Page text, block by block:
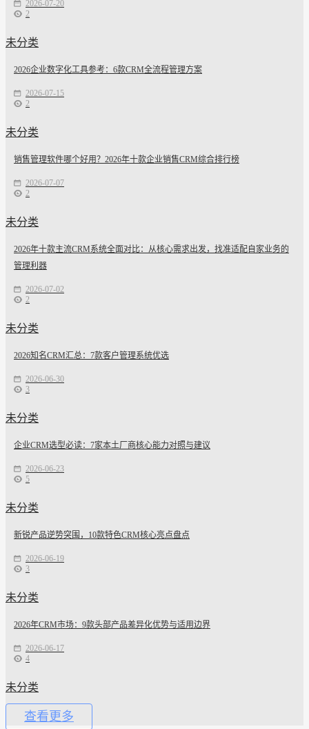
2026-07-20
2
未分类
2026企业数字化工具参考：6款CRM全流程管理方案
2026-07-15
2
未分类
销售管理软件哪个好用？2026年十款企业销售CRM综合排行榜
2026-07-07
2
未分类
2026年十款主流CRM系统全面对比：从核心需求出发，找准适配自家业务的
管理利器
2026-07-02
2
未分类
2026知名CRM汇总：7款客户管理系统优选
2026-06-30
3
未分类
企业CRM选型必读：7家本土厂商核心能力对照与建议
2026-06-23
5
未分类
新锐产品逆势突围，10款特色CRM核心亮点盘点
2026-06-19
3
未分类
2026年CRM市场：9款头部产品差异化优势与适用边界
2026-06-17
4
未分类
查看更多